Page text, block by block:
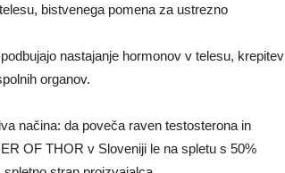
bistvenega pomena za ustrezno
nastajanje hormonov v telesu, krepitev
organov.
načina: da poveča raven testosterona in
OF THOR v Sloveniji le na spletu s 50%